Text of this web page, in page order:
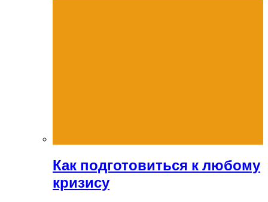
Как подготовиться к любому
кризису